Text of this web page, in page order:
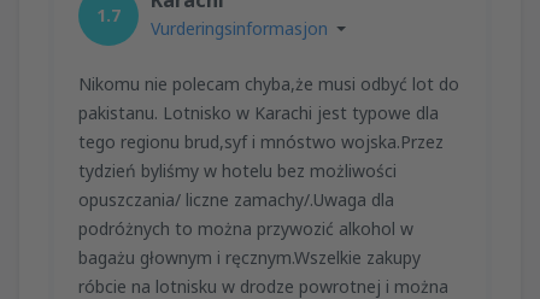
1.7
Vurderingsinformasjon
Nikomu nie polecam chyba,że musi odbyć lot do
pakistanu. Lotnisko w Karachi jest typowe dla
tego regionu brud,syf i mnóstwo wojska.Przez
tydzień byliśmy w hotelu bez możliwości
opuszczania/ liczne zamachy/.Uwaga dla
podróżnych to można przywozić alkohol w
bagażu głownym i ręcznym.Wszelkie zakupy
róbcie na lotnisku w drodze powrotnej i można